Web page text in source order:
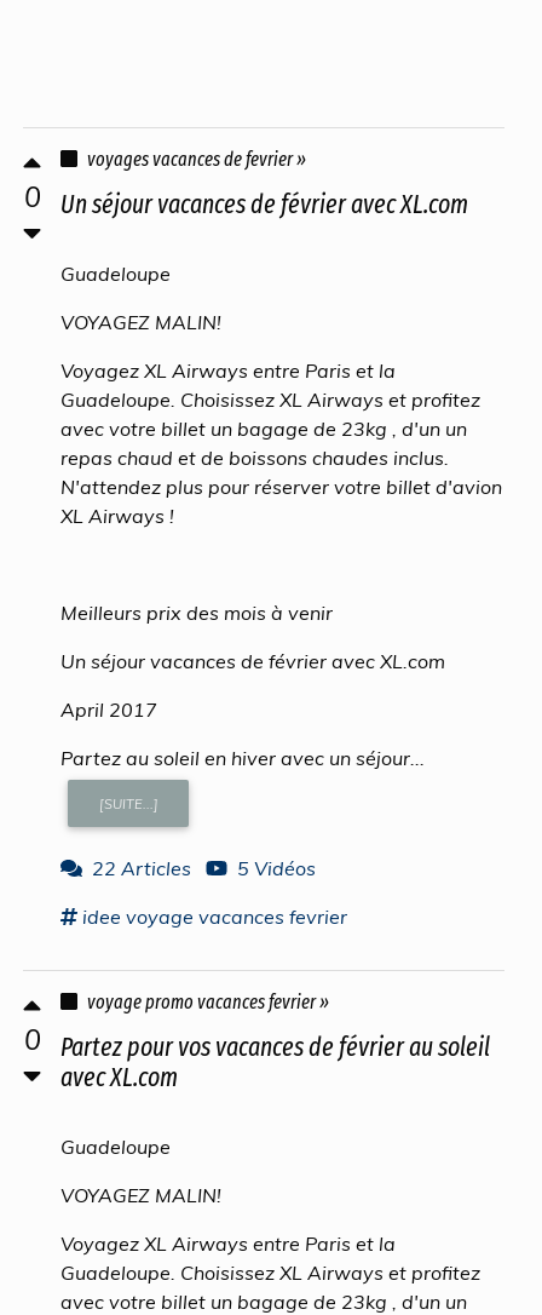
0
voyages vacances de fevrier »
Un séjour vacances de février avec XL.com
Guadeloupe
VOYAGEZ MALIN!
Voyagez XL Airways entre Paris et la
Guadeloupe. Choisissez XL Airways et profitez
avec votre billet un bagage de 23kg , d'un un
repas chaud et de boissons chaudes inclus.
N'attendez plus pour réserver votre billet d'avion
XL Airways !
Meilleurs prix des mois à venir
Un séjour vacances de février avec XL.com
April 2017
Partez au soleil en hiver avec un séjour...
[SUITE...]
22 Articles
5 Vidéos
idee voyage vacances fevrier
0
voyage promo vacances fevrier »
Partez pour vos vacances de février au soleil
avec XL.com
Guadeloupe
VOYAGEZ MALIN!
Voyagez XL Airways entre Paris et la
Guadeloupe. Choisissez XL Airways et profitez
avec votre billet un bagage de 23kg , d'un un